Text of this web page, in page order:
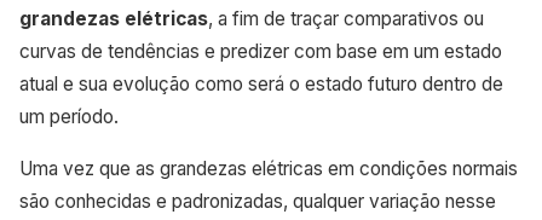
grandezas elétricas, a fim de traçar comparativos ou
curvas de tendências e predizer com base em um estado
atual e sua evolução como será o estado futuro dentro de
um período.
Uma vez que as grandezas elétricas em condições normais
são conhecidas e padronizadas, qualquer variação nesse